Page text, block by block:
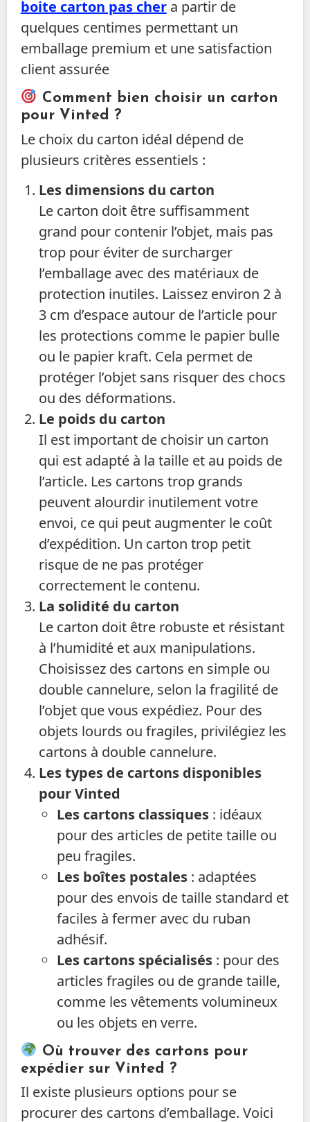
boite carton pas chera partir de
quelques centimes permettant un
emballage premium et une satisfaction
client assurée
Comment bien choisir un carton
pour Vinted ?
Le choix du carton idéal dépend de
plusieurs critères essentiels :
Les dimensions du carton
Le carton doit être suffisamment
grand pour contenir l’objet, mais pas
trop pour éviter de surcharger
l’emballage avec des matériaux de
protection inutiles. Laissez environ 2 à
3 cm d’espace autour de l’article pour
les protections comme le papier bulle
ou le papier kraft. Cela permet de
protéger l’objet sans risquer des chocs
ou des déformations.
Le poids du carton
Il est important de choisir un carton
qui est adapté à la taille et au poids de
l’article. Les cartons trop grands
peuvent alourdir inutilement votre
envoi, ce qui peut augmenter le coût
d’expédition. Un carton trop petit
risque de ne pas protéger
correctement le contenu.
La solidité du carton
Le carton doit être robuste et résistant
à l’humidité et aux manipulations.
Choisissez des cartons en simple ou
double cannelure, selon la fragilité de
l’objet que vous expédiez. Pour des
objets lourds ou fragiles, privilégiez les
cartons à double cannelure.
Les types de cartons disponibles
pour Vinted
Les cartons classiques: idéaux
pour des articles de petite taille ou
peu fragiles.
Les boîtes postales: adaptées
pour des envois de taille standard et
faciles à fermer avec du ruban
adhésif.
Les cartons spécialisés: pour des
articles fragiles ou de grande taille,
comme les vêtements volumineux
ou les objets en verre.
Où trouver des cartons pour
expédier sur Vinted ?
Il existe plusieurs options pour se
procurer des cartons d’emballage. Voici